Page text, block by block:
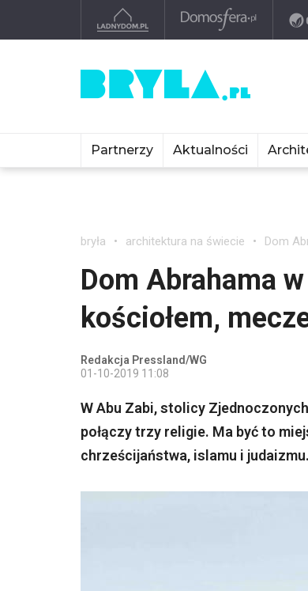
Partnerzy Aktualności
bryła architektura na świecie Dom
Dom Abrahama
kościołem,
Redakcja Pressland/WG
01-10-2019 11:08
W Abu Zabi, stolicy
połączy trzy religie. Ma być to
chrześcijaństwa, islamu i judaizmu.